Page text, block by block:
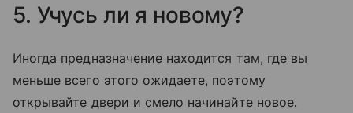
5. Учусь ли я новому?
Иногда предназначение находится там, где вы
меньше всего этого ожидаете, поэтому
открывайте двери и смело начинайте новое.